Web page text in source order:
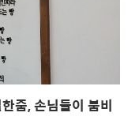
줌, 손님들이 붐비